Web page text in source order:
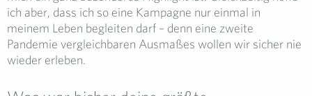
ich aber, dass ich so eine Kampagne nur einmal in
meinem Leben begleiten darf – denn eine zweite
Pandemie vergleichbaren Ausmaßes wollen wir sicher nie
wieder erleben.